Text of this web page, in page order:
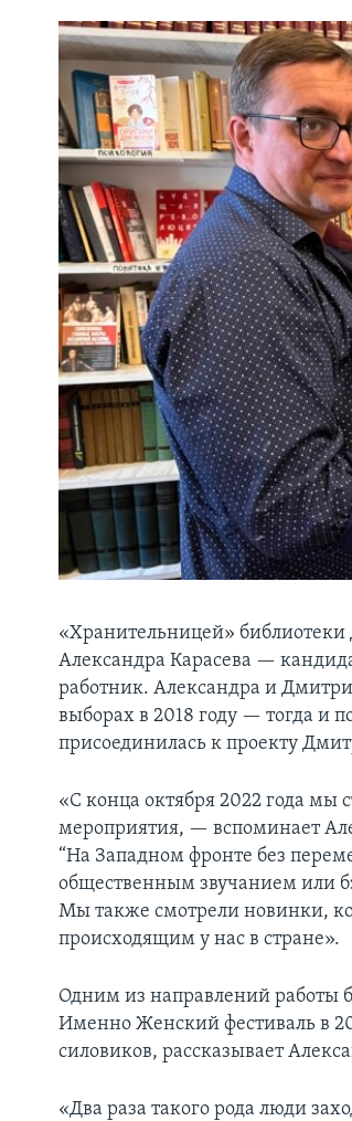
«Хранительницей»
Александра Карасева —
работник. Александра и
выборах в 2018 году — тогда и
присоединилась к проекту
«С конца октября 2022 года мы
мероприятия, — вспоминает
“На Западном фронте без
общественным звучанием или
Мы также смотрели новинки,
происходящим у нас в стране».
Одним из направлений работы
Именно Женский фестиваль в
силовиков, рассказывает
«Два раза такого рода люди